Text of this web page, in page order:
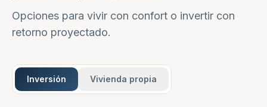
Opciones para vivir con confort o invertir con
retorno proyectado.
Inversión Vivienda propia